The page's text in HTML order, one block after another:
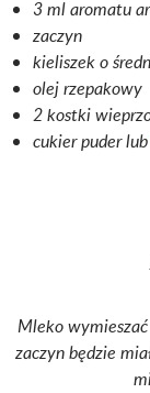
3 ml aromatu
zaczyn
kieliszek o
olej rzepakowy
2 kostki
cukier puder lub
Mleko
zaczyn będzie